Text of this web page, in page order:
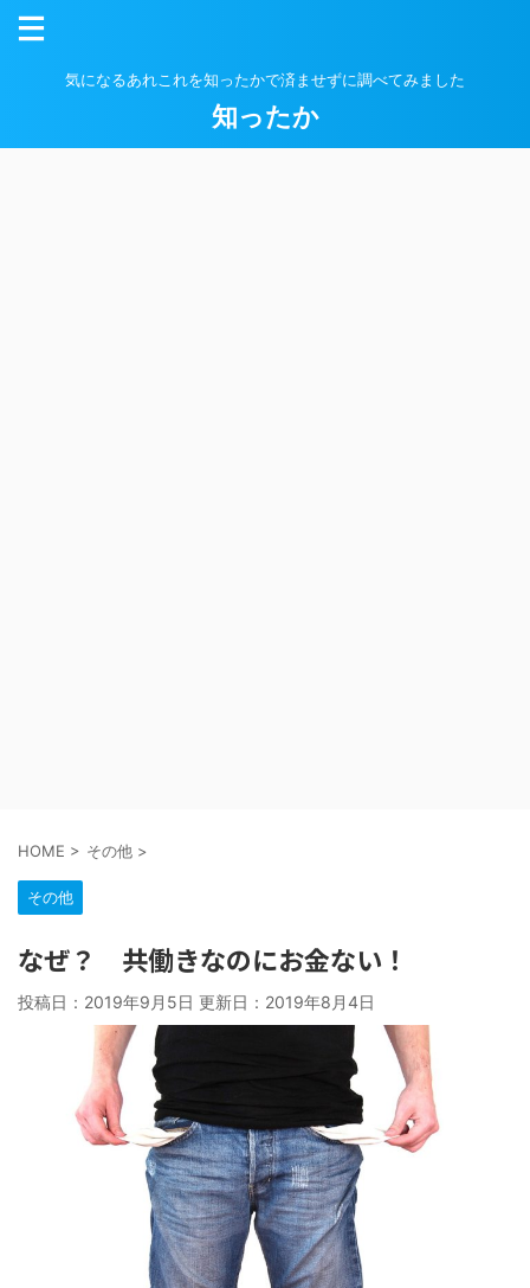
気になるあれこれを知ったかで済ませずに調べてみました
知ったか
HOME > その他 >
その他
なぜ？ 共働きなのにお金ない！
投稿日：2019年9月5日 更新日： 2019年8月4日